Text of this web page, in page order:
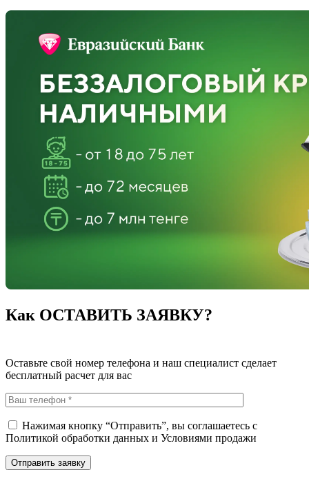
Как ОСТАВИТЬ ЗАЯВКУ?
Оставьте свой номер телефона и наш специалист сделает
бесплатный расчет для вас
Нажимая кнопку “Отправить”, вы соглашаетесь с
Политикой обработки данных и Условиями продажи